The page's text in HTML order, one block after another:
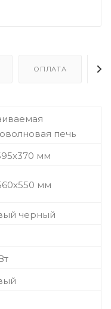
ОПЛАТА
печь
мм
мм
черный